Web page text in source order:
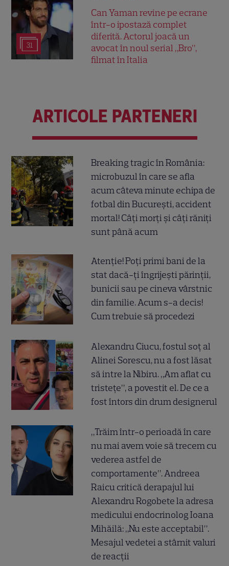
31
Can Yaman revine pe ecrane
într-o ipostază complet
diferită. Actorul joacă un
avocat în noul serial „Bro”,
filmat în Italia
ARTICOLE PARTENERI
Breaking tragic în România:
microbuzul în care se afla
acum câteva minute echipa de
fotbal din București, accident
mortal! Câți morți și câți răniți
sunt până acum
Atenție! Poți primi bani de la
stat dacă-ți îngrijești părinții,
bunicii sau pe cineva vârstnic
din familie. Acum s-a decis!
Cum trebuie să procedezi
Alexandru Ciucu, fostul soț al
Alinei Sorescu, nu a fost lăsat
să intre la Nibiru. „Am aflat cu
tristețe”, a povestit el. De ce a
fost întors din drum designerul
„Trăim într-o perioadă în care
nu mai avem voie să trecem cu
vederea astfel de
comportamente”. Andreea
Raicu critică derapajul lui
Alexandru Rogobete la adresa
medicului endocrinolog Ioana
Mihăilă: „Nu este acceptabil”.
Mesajul vedetei a stârnit valuri
de reacții